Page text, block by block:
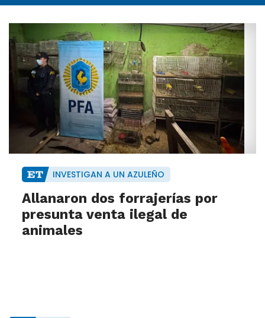
INVESTIGAN A UN AZULEÑO
Allanaron dos forrajerías por
presunta venta ilegal de
animales